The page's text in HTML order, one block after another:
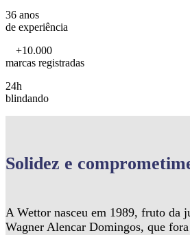
36 anos
de experiência
+10.000
marcas registradas
24h
blindando
Solidez e
A Wettor nasceu em 1989, fruto da
Wagner Alencar Domingos, que